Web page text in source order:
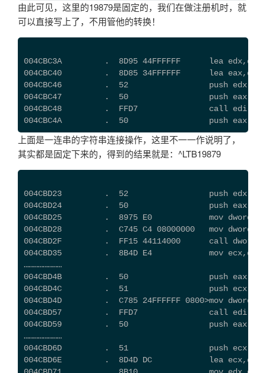
由此可见，这里的19879是固定的，我们在做注册机时，就
可以直接写上了，不用管他的转换！
004CBC3A         .  8D95 44FFFFFF      lea
004CBC40         .  8D85 34FFFFFF      lea
004CBC46         .  52                 push edx
004CBC47         .  50                 push eax
004CBC48         .  FFD7               call edi
004CBC4A         .  50                 push eax
上面是一连串的字符串连接操作，这里不一一作说明了，
其实都是固定下来的，得到的结果就是：^LTB19879
004CBD23         .  52                 push edx
004CBD24         .  50                 push eax
004CBD25         .  8975 E0            mov
004CBD28         .  C745 C4 08000000   mov dword
004CBD2F         .  FF15 44114000      call dword
004CBD35         .  8B4D E4            mov
……………………
004CBD4B         .  50                 push eax
004CBD4C         .  51                 push ecx
004CBD4D         .  C785 24FFFFFF 0800>mov
004CBD57         .  FFD7               call edi
004CBD59         .  50                 push eax
……………………
004CBD6D         .  51                 push ecx
004CBD6E         .  8D4D DC            lea